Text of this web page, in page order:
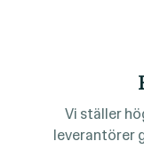
Vi ställer
leverantörer